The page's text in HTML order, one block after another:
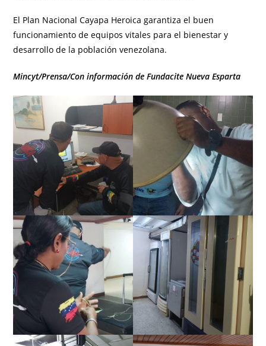
El Plan Nacional Cayapa Heroica garantiza el buen
funcionamiento de equipos vitales para el bienestar y
desarrollo de la población venezolana.
Mincyt/Prensa/Con información de Fundacite Nueva Esparta